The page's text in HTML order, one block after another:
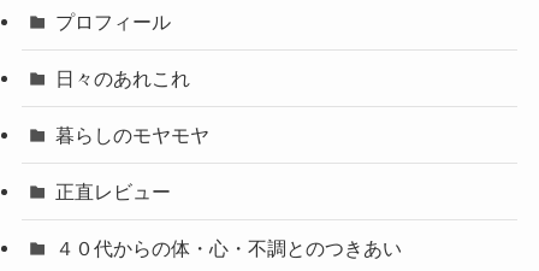
プロフィール
日々のあれこれ
暮らしのモヤモヤ
正直レビュー
４０代からの体・心・不調とのつきあい